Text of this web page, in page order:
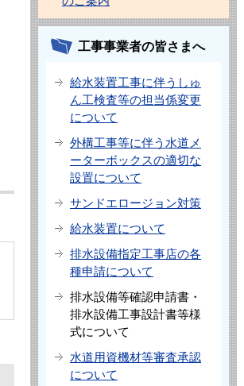
工事事業者の皆さまへ
給水装置工事に伴うしゅ
ん工検査等の担当係変更
について
外構工事等に伴う水道メ
ーターボックスの適切な
設置について
サンドエロージョン対策
給水装置について
排水設備指定工事店の各
種申請について
排水設備等確認申請書・
排水設備工事設計書等様
式について
水道用資機材等審査承認
について